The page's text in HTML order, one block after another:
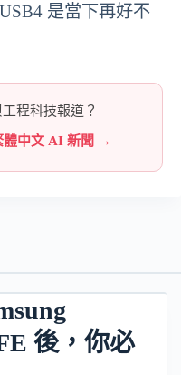
是當下再好不
程科技報道？
體中文 AI 新聞 →
後，你必